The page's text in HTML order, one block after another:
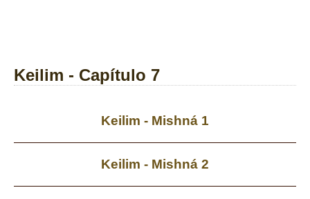
Keilim - Capítulo 7
Keilim - Mishná 1
Keilim - Mishná 2